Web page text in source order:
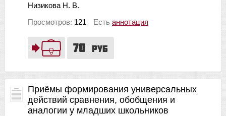
70 руб
Низикова Н. В.
Просмотров: 121 Есть аннотация
Приёмы формирования универсальных
действий сравнения, обобщения и
аналогии у младших школьников